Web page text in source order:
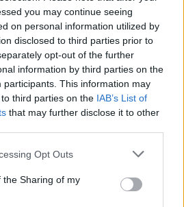
you may continue seeing
on personal information utilized by
disclosed to third parties prior to
opt-out of the further
information by third parties on the
participants. This information may
third parties on the IAB’s List of
that may further disclose it to other
Opt Outs
the Sharing of my